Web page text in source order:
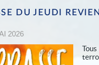
DU JEUDI
2026